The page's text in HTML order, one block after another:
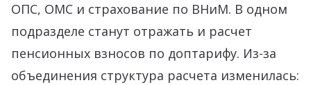
ОПС, ОМС и страхование по ВНиМ. В одном
подразделе станут отражать и расчет
пенсионных взносов по доптарифу. Из-за
объединения структура расчета изменилась: